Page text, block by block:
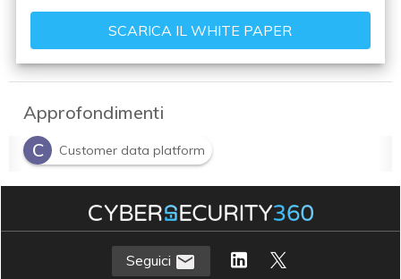
Approfondimenti
C
Customer data platform
Seguici